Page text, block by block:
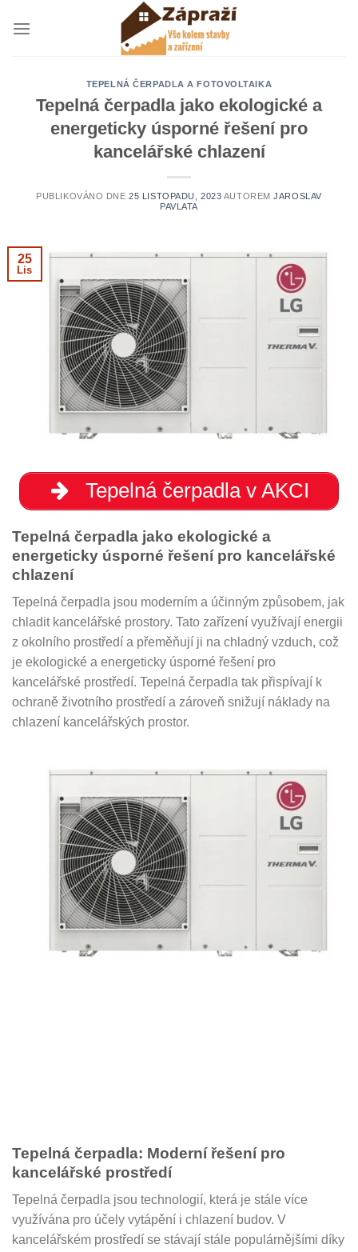
TEPELNÁ ČERPADLA A FOTOVOLTAIKA
Tepelná čerpadla jako ekologické a
energeticky úsporné řešení pro
kancelářské chlazení
PUBLIKOVÁNO DNE25 LISTOPADU, 2023 AUTOREMJAROSLAV
PAVLATA
25
Lis
Tepelná čerpadla v AKCI
Tepelná čerpadla jako ekologické a
energeticky úsporné řešení pro kancelářské
chlazení
Tepelná čerpadla jsou moderním a účinným způsobem, jak
chladit kancelářské prostory. Tato zařízení využívají energii
z okolního prostředí a přeměňují ji na chladný vzduch, což
je ekologické a energeticky úsporné řešení pro
kancelářské prostředí. Tepelná čerpadla tak přispívají k
ochraně životního prostředí a zároveň snižují náklady na
chlazení kancelářských prostor.
Tepelná čerpadla: Moderní řešení pro
kancelářské prostředí
Tepelná čerpadla jsou technologií, která je stále více
využívána pro účely vytápění i chlazení budov. V
kancelářském prostředí se stávají stále populárnějšími díky